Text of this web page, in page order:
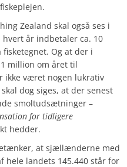
Zealand skal også ses i
år indbetaler ca. 10
Og at der i
million om året til
ikke været nogen lukrativ
dog siges, at der senest
smoltudsætninger –
for tidligere
hedder.
at sjællænderne med
hele landets 145.440 står for